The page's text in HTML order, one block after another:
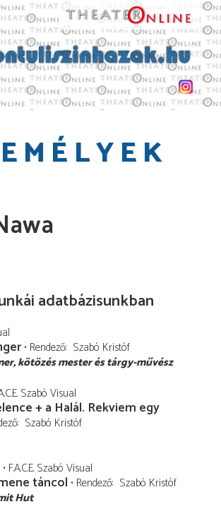
visibility
adatbázisunkban
Rendező Szabó Kristóf
kötözés mester és tárgy-művész
Szabó Visual
+ a Halál. Rekviem egy
Szabó Kristóf
F.A.C.E. Szabó Visual
táncol Rendező Szabó Kristóf
Hut